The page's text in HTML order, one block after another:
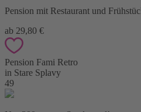
Pension mit Restaurant und
ab 29,80 €
Pension Fami Retro
in Stare Splavy
49